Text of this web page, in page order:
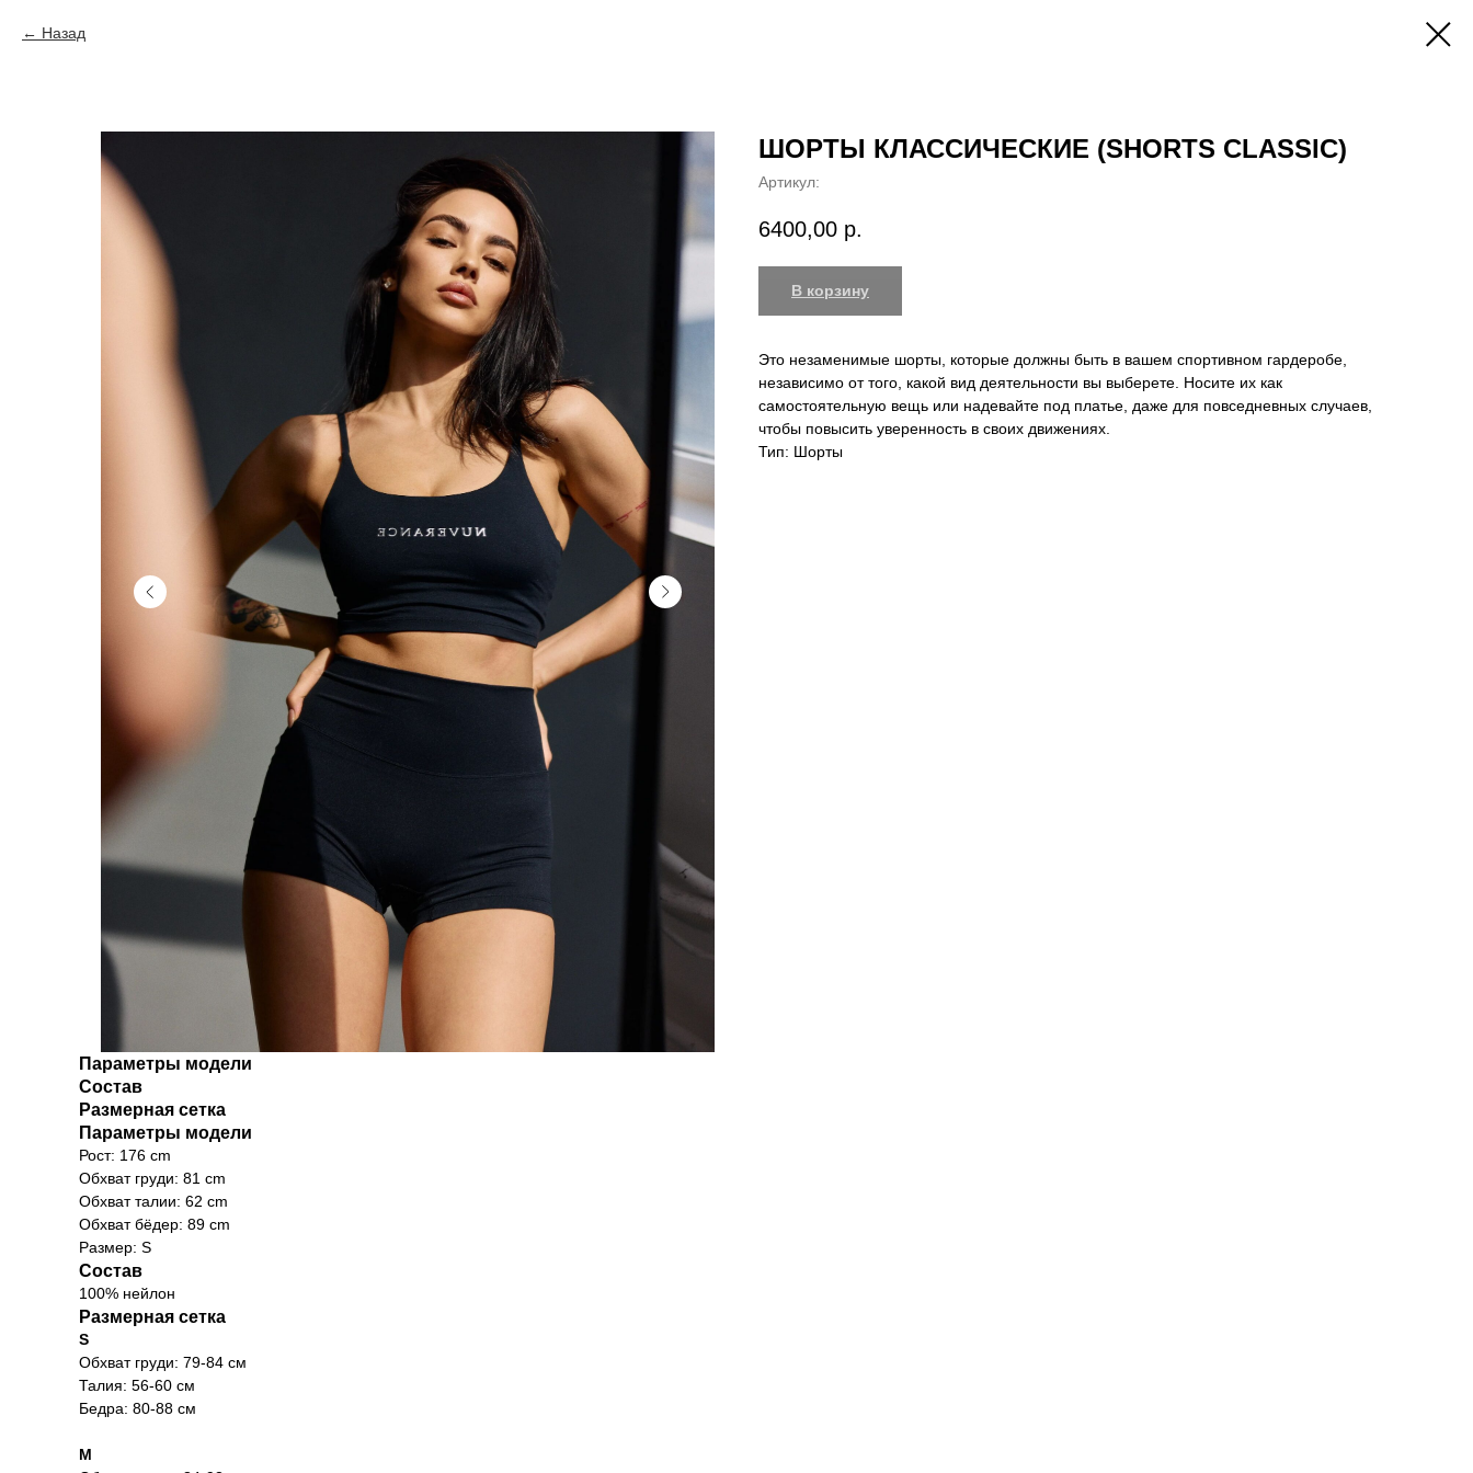
Назад
ШОРТЫ КЛАССИЧЕСКИЕ (SHORTS CLASSIC)
Артикул:
6400,00 р.
В корзину
Это незаменимые шорты, которые должны быть в вашем спортивном гардеробе,
независимо от того, какой вид деятельности вы выберете. Носите их как
самостоятельную вещь или надевайте под платье, даже для повседневных случаев,
чтобы повысить уверенность в своих движениях.
Тип: Шорты
Параметры модели
Состав
Размерная сетка
Параметры модели
Рост: 176 cm
Обхват груди: 81 cm
Обхват талии: 62 cm
Обхват бёдер: 89 cm
Размер: S
Состав
100% нейлон
Размерная сетка
S
Обхват груди: 79-84 см
Талия: 56-60 см
Бедра: 80-88 см
M